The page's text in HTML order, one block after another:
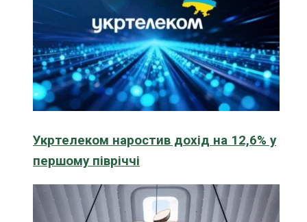
Укртелеком наростив дохід на 12,6% у
першому півріччі